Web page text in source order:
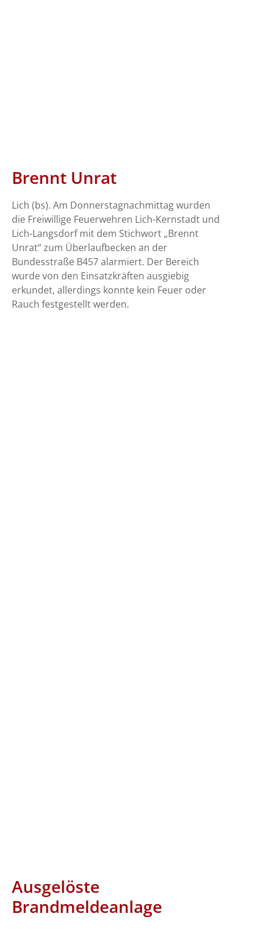
Brennt Unrat
Lich (bs). Am Donnerstagnachmittag wurden
die Freiwillige Feuerwehren Lich-Kernstadt und
Lich-Langsdorf mit dem Stichwort „Brennt
Unrat“ zum Überlaufbecken an der
Bundesstraße B457 alarmiert. Der Bereich
wurde von den Einsatzkräften ausgiebig
erkundet, allerdings konnte kein Feuer oder
Rauch festgestellt werden.
Ausgelöste
Brandmeldeanlage